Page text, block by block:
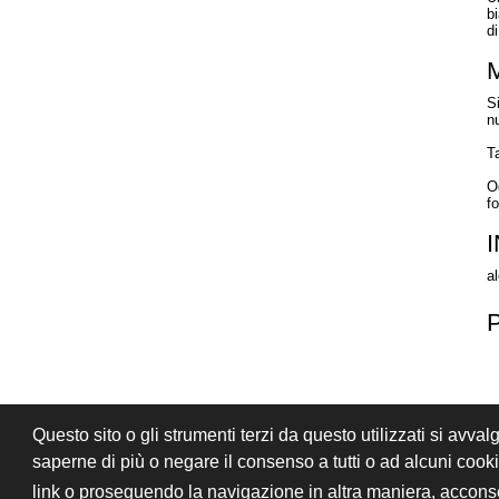
Questo sito o gli strumenti terzi da questo utilizzati si
saperne di più o negare il consenso a tutti o ad alcuni
link o proseguendo la navigazione in altra maniera,
PRIVACY CONDIZIONI DI VENDITA
© 2026 Stefano Saccani S.r.l. - Tutti i diritti